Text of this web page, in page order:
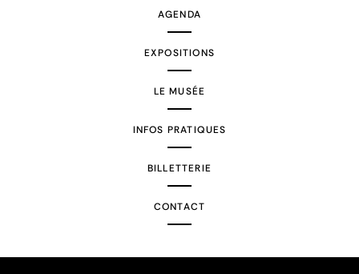
AGENDA
EXPOSITIONS
LE MUSÉE
INFOS PRATIQUES
BILLETTERIE
CONTACT